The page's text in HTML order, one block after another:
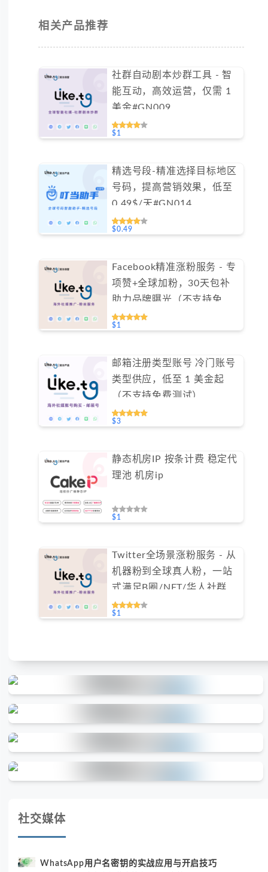
相关产品推荐
社群自动剧本炒群工具 - 智
能互动，高效运营，仅需 1
美金#GN009
$1
精选号段-精准选择目标地区
号码，提高营销效果，低至
0.49$/天#GN014
$0.49
Facebook精准涨粉服务 - 专
项赞+全球加粉，30天包补
助力品牌曝光（不支持免费
测试）
$1
邮箱注册类型账号 冷门账号
类型供应，低至 1 美金起
（不支持免费测试）
$3
静态机房IP 按条计费 稳定代
理池 机房ip
$1
Twitter全场景涨粉服务 - 从
机器粉到全球真人粉，一站
式满足B圈/NFT/华人社群需
求（不支持免费测试）
$1
社交媒体
WhatsApp用户名密钥的实战应用与开启技巧